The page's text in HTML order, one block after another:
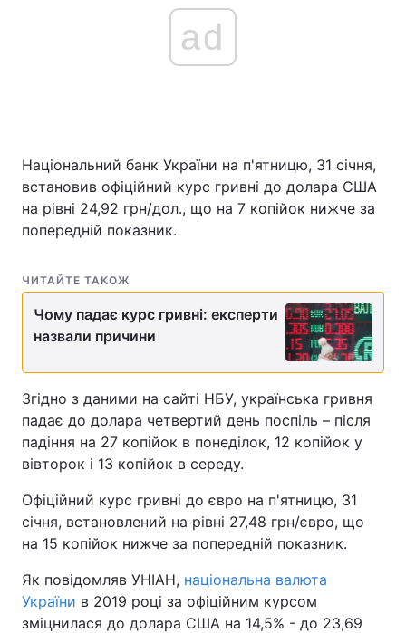
ad
Національний банк України на п'ятницю, 31 січня,
встановив офіційний курс гривні до долара США
на рівні 24,92 грн/дол., що на 7 копійок нижче за
попередній показник.
ЧИТАЙТЕ ТАКОЖ
Чому падає курс гривні: експерти
назвали причини
Згідно з даними на сайті НБУ, українська гривня
падає до долара четвертий день поспіль – після
падіння на 27 копійок в понеділок, 12 копійок у
вівторок і 13 копійок в середу.
Офіційний курс гривні до євро на п'ятницю, 31
січня, встановлений на рівні 27,48 грн/євро, що
на 15 копійок нижче за попередній показник.
Як повідомляв УНІАН, національна валюта
України в 2019 році за офіційним курсом
зміцнилася до долара США на 14,5% - до 23,69